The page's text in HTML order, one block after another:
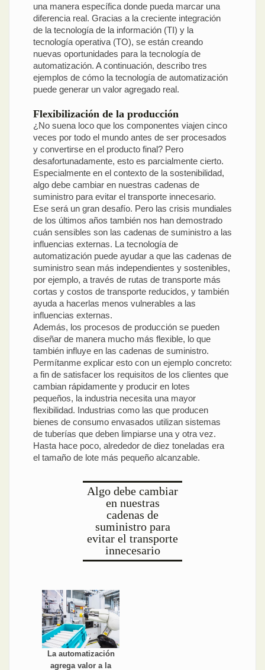
una manera específica donde pueda marcar una
diferencia real. Gracias a la creciente integración
de la tecnología de la información (TI) y la
tecnología operativa (TO), se están creando
nuevas oportunidades para la tecnología de
automatización. A continuación, describo tres
ejemplos de cómo la tecnología de automatización
puede generar un valor agregado real.
Flexibilización de la producción
¿No suena loco que los componentes viajen cinco
veces por todo el mundo antes de ser procesados
y convertirse en el producto final? Pero
desafortunadamente, esto es parcialmente cierto.
Especialmente en el contexto de la sostenibilidad,
algo debe cambiar en nuestras cadenas de
suministro para evitar el transporte innecesario.
Ese será un gran desafío. Pero las crisis mundiales
de los últimos años también nos han demostrado
cuán sensibles son las cadenas de suministro a las
influencias externas. La tecnología de
automatización puede ayudar a que las cadenas de
suministro sean más independientes y sostenibles,
por ejemplo, a través de rutas de transporte más
cortas y costos de transporte reducidos, y también
ayuda a hacerlas menos vulnerables a las
influencias externas.
Además, los procesos de producción se pueden
diseñar de manera mucho más flexible, lo que
también influye en las cadenas de suministro.
Permítanme explicar esto con un ejemplo concreto:
a fin de satisfacer los requisitos de los clientes que
cambian rápidamente y producir en lotes
pequeños, la industria necesita una mayor
flexibilidad. Industrias como las que producen
bienes de consumo envasados utilizan sistemas
de tuberías que deben limpiarse una y otra vez.
Hasta hace poco, alrededor de diez toneladas era
el tamaño de lote más pequeño alcanzable.
Algo debe cambiar
en nuestras
cadenas de
suministro para
evitar el transporte
innecesario
La automatización
agrega valor a la